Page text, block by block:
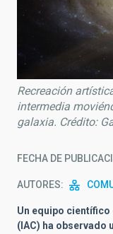
Recreación
intermedia
galaxia. Crédito:
FECHA DE
AUTORES
Un equipo
(IAC) ha observado